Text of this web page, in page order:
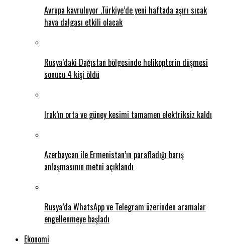
Avrupa kavruluyor .Türkiye’de yeni haftada aşırı sıcak
hava dalgası etkili olacak
Rusya’daki Dağıstan bölgesinde helikopterin düşmesi
sonucu 4 kişi öldü
Irak’ın orta ve güney kesimi tamamen elektriksiz kaldı
Azerbaycan ile Ermenistan’ın parafladığı barış
anlaşmasının metni açıklandı
Rusya’da WhatsApp ve Telegram üzerinden aramalar
engellenmeye başladı
Ekonomi